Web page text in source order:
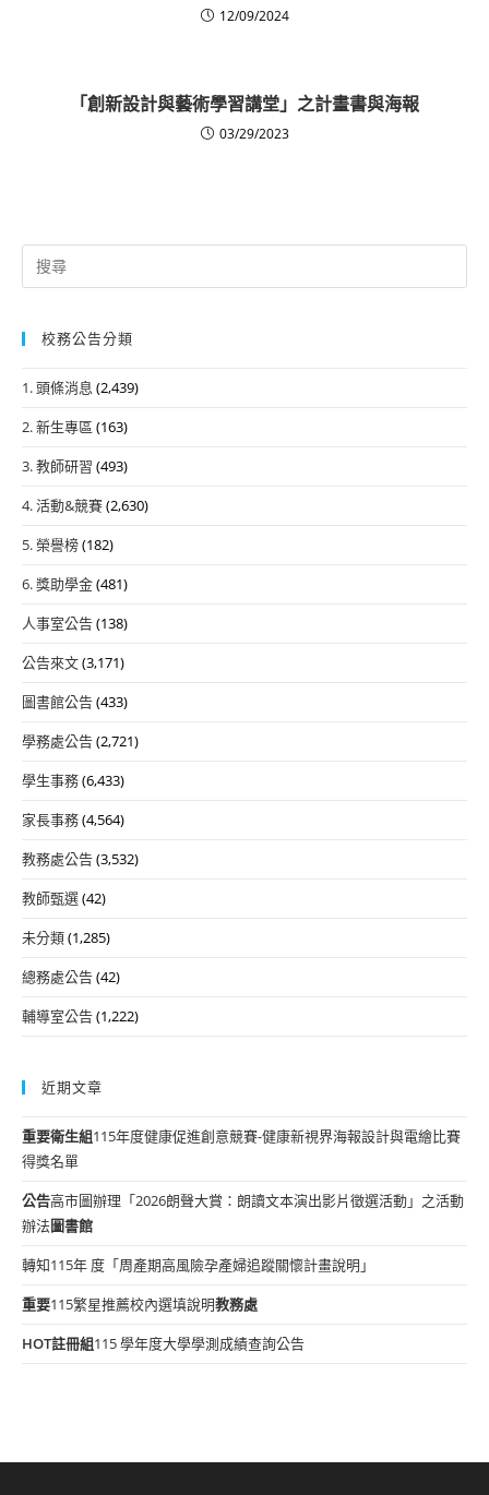
12/09/2024
「創新設計與藝術學習講堂」之計畫書與海報
03/29/2023
Search
for:
校務公告分類
1. 頭條消息 (2,439)
2. 新生專區 (163)
3. 教師研習 (493)
4. 活動&競賽(2,630)
5. 榮譽榜(182)
6. 獎助學金(481)
人事室公告(138)
公告來文(3,171)
圖書館公告(433)
學務處公告(2,721)
學生事務(6,433)
家長事務(4,564)
教務處公告(3,532)
教師甄選(42)
未分類(1,285)
總務處公告(42)
輔導室公告(1,222)
近期文章
重要衛生組115年度健康促進創意競賽-健康新視界海報設計與電繪比賽
得獎名單
公告高市圖辦理「2026朗聲大賞：朗讀文本演出影片徵選活動」之活動
辦法圖書館
轉知115年 度「周產期高風險孕產婦追蹤關懷計畫說明」
重要115繁星推薦校內選填說明教務處
HOT註冊組115 學年度大學學測成績查詢公告